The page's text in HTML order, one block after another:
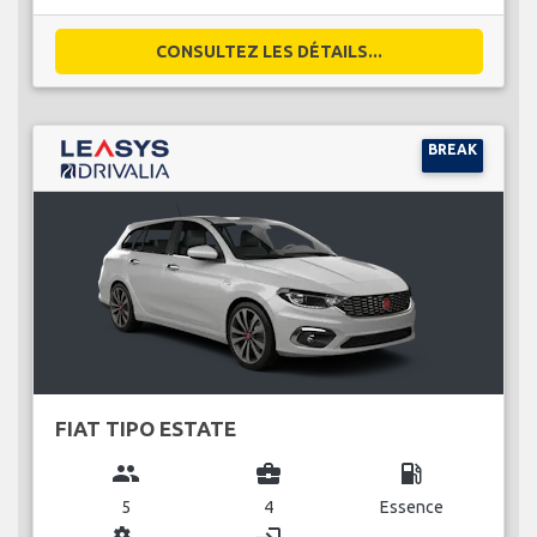
CONSULTEZ LES DÉTAILS...
BREAK
FIAT TIPO ESTATE
group
5
business_center
4
local_gas_station
Essence